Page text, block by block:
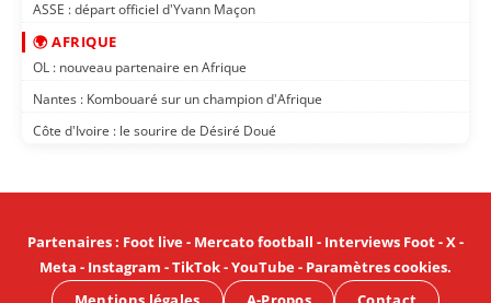
ASSE : départ officiel d'Yvann Maçon
🌍 AFRIQUE
OL : nouveau partenaire en Afrique
Nantes : Kombouaré sur un champion d'Afrique
Côte d'Ivoire : le sourire de Désiré Doué
Partenaires: Foot live- Mercato football - Interviews Foot-X-
Meta - Instagram -TikTok-YouTube- Paramètres cookies.